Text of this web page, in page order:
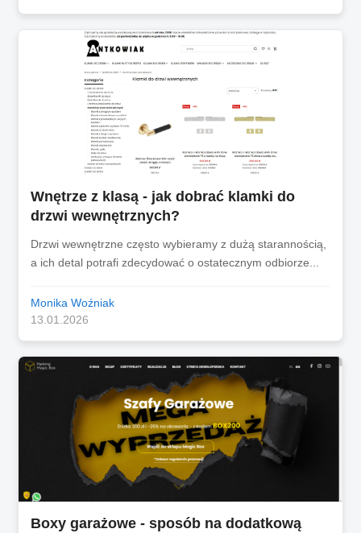
Wnętrze z klasą - jak dobrać klamki do
drzwi wewnętrznych?
Drzwi wewnętrzne często wybieramy z dużą starannością,
a ich detal potrafi zdecydować o ostatecznym odbiorze...
Monika Woźniak
13.01.2026
Boxy garażowe - sposób na dodatkową